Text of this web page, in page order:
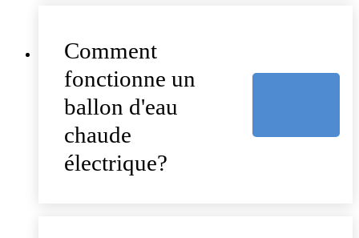
Comment
fonctionne un
ballon d'eau
chaude
électrique?